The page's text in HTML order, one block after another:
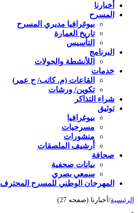
أخبارنا
المسرح
بيوغرافيا مديري المسرح
تاريخ العمارة
التأسيس
البرنامج
اللأنشطة والجولات
خدمات
القاعات (م. كاتب/ ح عمر)
تكوين/ ورشات
شراء التذاكر
توثيق
بيوغرافيا
مسرحيات
منشورات
أرشيف الملصقات
صحافة
بيانات صحفية
سمعي بصري
المهرجان الوطني للمسرح المحترف
الرئيسية/ أخبارنا (صفحه 27)